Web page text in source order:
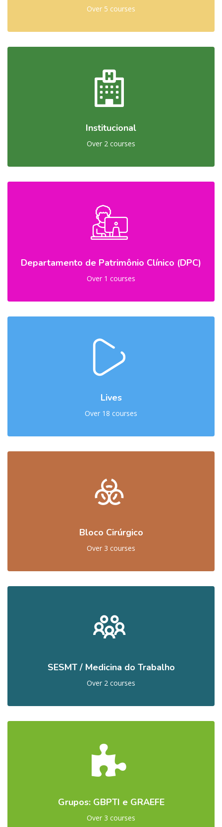
Over 5 courses
Institucional
Over 2 courses
Departamento de Patrimônio Clínico (DPC)
Over 1 courses
Lives
Over 18 courses
Bloco Cirúrgico
Over 3 courses
SESMT / Medicina do Trabalho
Over 2 courses
Grupos: GBPTI e GRAEFE
Over 3 courses